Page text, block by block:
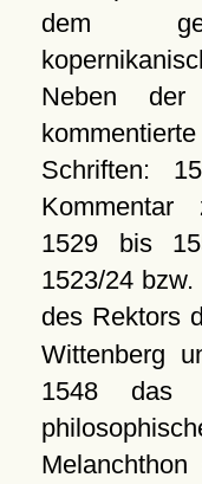
dem
Neben
Schriften:
Kommentar
1529 bis
1523/24
des Rektors
Wittenberg
1548 das